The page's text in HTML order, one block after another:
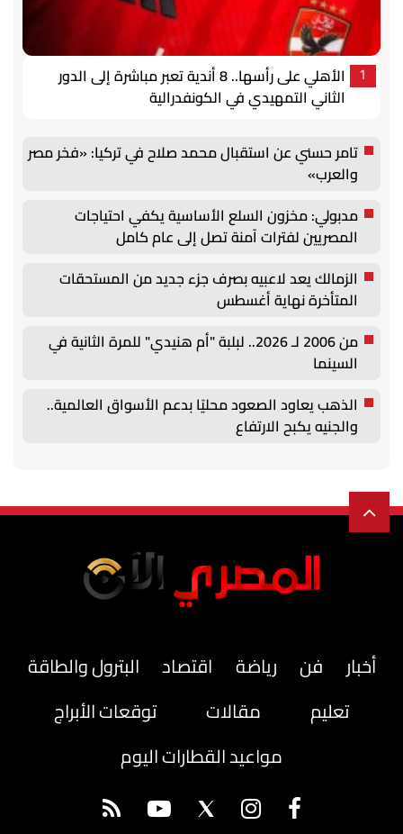
1
الأهلي على رأسها.. 8 أندية تعبر مباشرة إلى الدور
الثاني التمهيدي في الكونفدرالية
تامر حسني عن استقبال محمد صلاح في تركيا: «فخر مصر
والعرب»
مدبولي: مخزون السلع الأساسية يكفي احتياجات
المصريين لفترات آمنة تصل إلى عام كامل
الزمالك يعد لاعبيه بصرف جزء جديد من المستحقات
المتأخرة نهاية أغسطس
من 2006 لـ 2026.. لبلبة "أم هنيدي" للمرة الثانية في
السينما
الذهب يعاود الصعود محليًا بدعم الأسواق العالمية..
والجنيه يكبح الارتفاع
أخبار فن رياضة اقتصاد
البترول والطاقة
تعليم
مقالات
توقعات الأبراج
مواعيد القطارات اليوم